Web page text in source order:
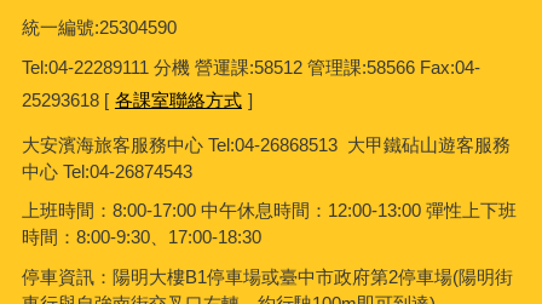
統一編號:25304590
Tel:04-22289111 分機 營運課:58512 管理課:58566 Fax:04-
25293618 [ 各課室聯絡方式 ]
大安濱海旅客服務中心 Tel:04-26868513 大甲鐵砧山遊客服務
中心 Tel:04-26874543
上班時間：8:00-17:00 中午休息時間：12:00-13:00 彈性上下班
時間：8:00-9:30、17:00-18:30
停車資訊：陽明大樓B1停車場或臺中市政府第2停車場(陽明街